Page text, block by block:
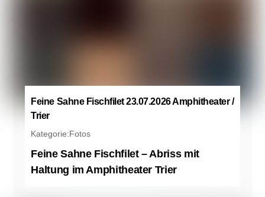
Feine Sahne Fischfilet 23.07.2026 Amphitheater /
Trier
Kategorie:Fotos
Feine Sahne Fischfilet – Abriss mit
Haltung im Amphitheater Trier